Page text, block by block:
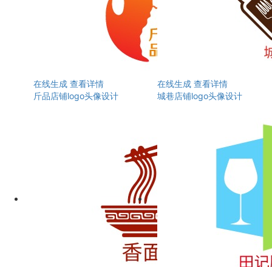
在线生成 查看详情
斤品店铺logo头像设计
在线生成 查看详情
城巷店铺logo头像设计